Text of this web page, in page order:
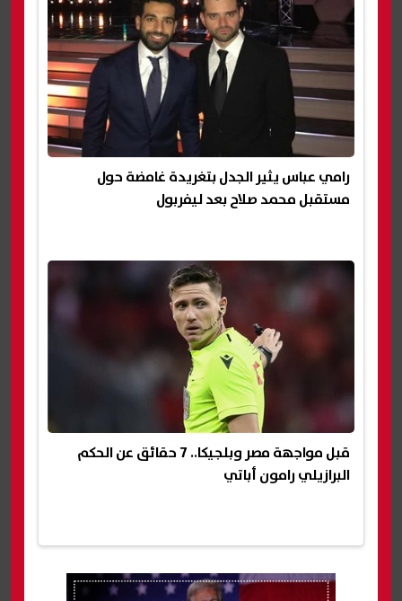
رامي عباس يثير الجدل بتغريدة غامضة حول
مستقبل محمد صلاح بعد ليفربول
قبل مواجهة مصر وبلجيكا.. 7 حقائق عن الحكم
البرازيلي رامون أباتي